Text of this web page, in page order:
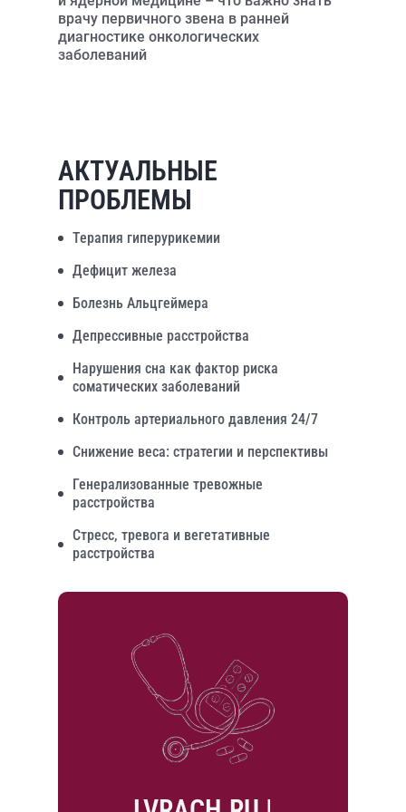
врачу первичного звена в ранней
диагностике онкологических
заболеваний
АКТУАЛЬНЫЕ
ПРОБЛЕМЫ
Терапия гиперурикемии
Дефицит железа
Болезнь Альцгеймера
Депрессивные расстройства
Нарушения сна как фактор риска
соматических заболеваний
Контроль артериального давления 24/7
Снижение веса: стратегии и перспективы
Генерализованные тревожные
расстройства
Стресс, тревога и вегетативные
расстройства